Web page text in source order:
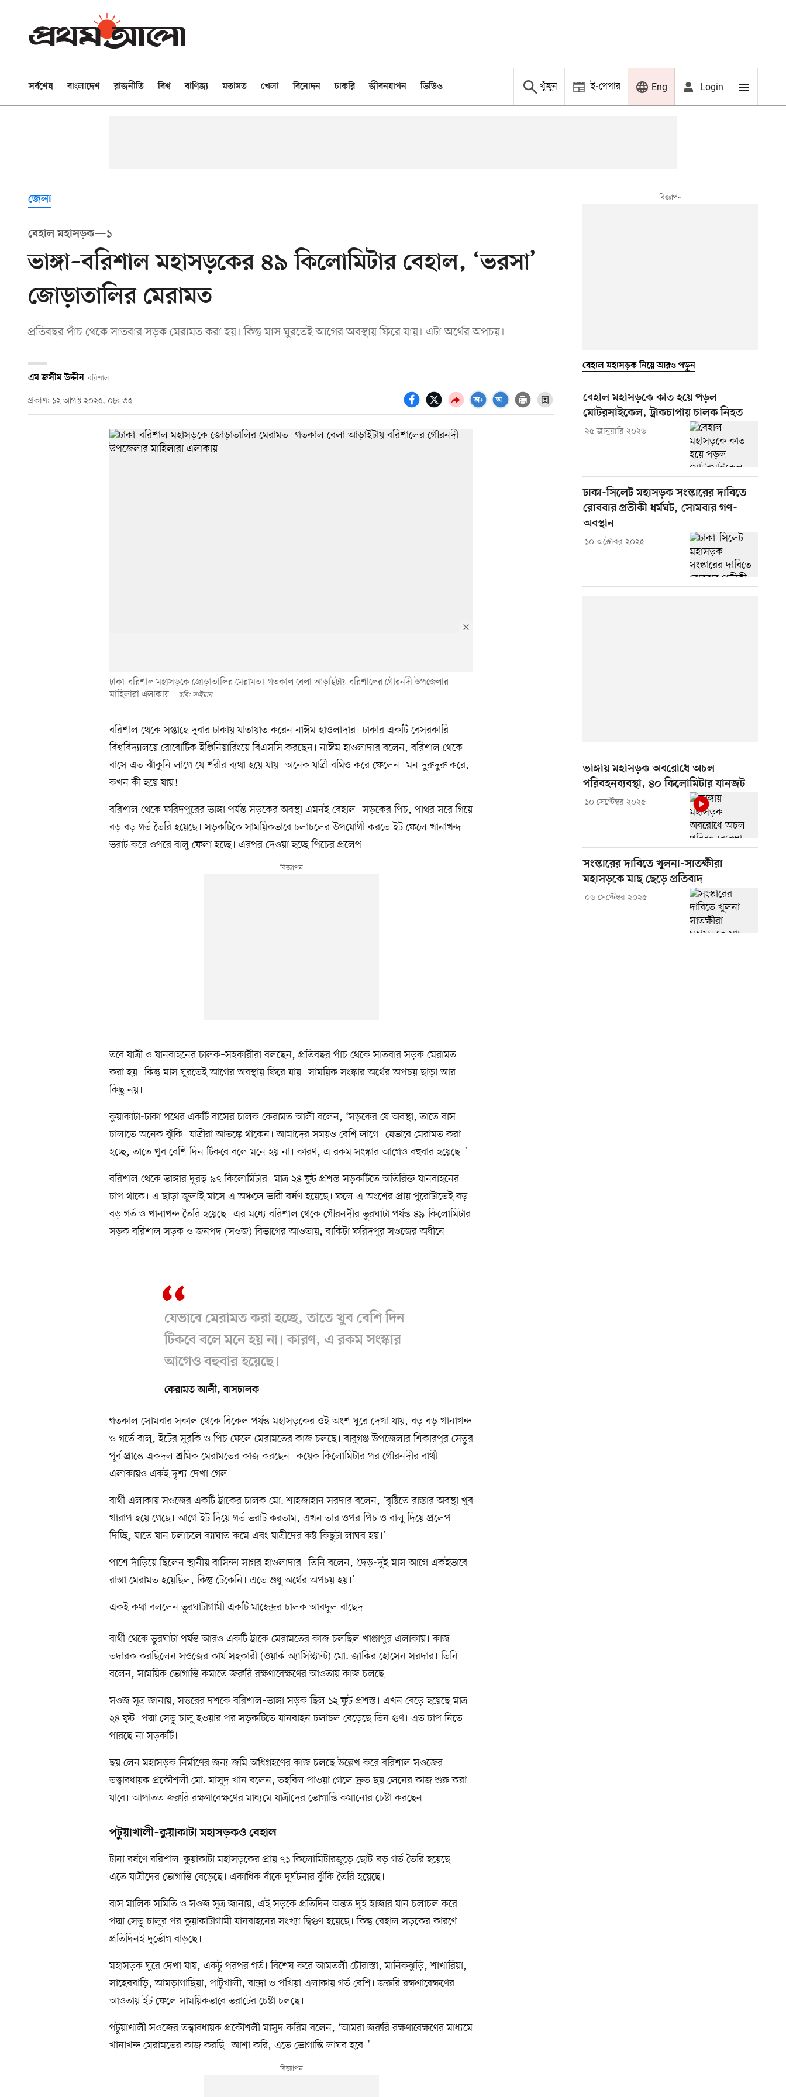
সর্বশেষ বাংলাদেশ রাজনীতি বিশ্ব বাণিজ্য মতামত খেলা বিনোদন চাকরি জীবনযাপন ভিডিও খুঁজুন ই-পেপার Eng Login
জেলা
বেহাল মহাসড়ক—১
ভাঙ্গা–বরিশাল মহাসড়কের ৪৯ কিলোমিটার বেহাল, ‘ভরসা’
জোড়াতালির মেরামত
প্রতিবছর পাঁচ থেকে সাতবার সড়ক মেরামত করা হয়। কিন্তু মাস ঘুরতেই আগের অবস্থায় ফিরে যায়। এটা অর্থের অপচয়।
এম জসীম উদ্দীন বরিশাল
প্রকাশ: ১২ আগস্ট ২০২৫, ০৮: ৩৫
ঢাকা-বরিশাল মহাসড়কে জোড়াতালির মেরামত। গতকাল বেলা আড়াইটায় বরিশালের গৌরনদী উপজেলার
মাহিলারা এলাকায়
ছবি: সাইয়ান
বরিশাল থেকে সপ্তাহে দুবার ঢাকায় যাতায়াত করেন নাঈম হাওলাদার। ঢাকার একটি বেসরকারি
বিশ্ববিদ্যালয়ে রোবোটিক ইঞ্জিনিয়ারিংয়ে বিএসসি করছেন। নাঈম হাওলাদার বলেন, বরিশাল থেকে
বাসে এত ঝাঁকুনি লাগে যে শরীর ব্যথা হয়ে যায়। অনেক যাত্রী বমিও করে ফেলেন। মন দুরুদুরু করে,
কখন কী হয়ে যায়!
বরিশাল থেকে ফরিদপুরের ভাঙ্গা পর্যন্ত সড়কের অবস্থা এমনই বেহাল। সড়কের পিচ, পাথর সরে গিয়ে
বড় বড় গর্ত তৈরি হয়েছে। সড়কটিকে সাময়িকভাবে চলাচলের উপযোগী করতে ইট ফেলে খানাখন্দ
ভরাট করে ওপরে বালু ফেলা হচ্ছে। এরপর দেওয়া হচ্ছে পিচের প্রলেপ।
তবে যাত্রী ও যানবাহনের চালক–সহকারীরা বলছেন, প্রতিবছর পাঁচ থেকে সাতবার সড়ক মেরামত
করা হয়। কিন্তু মাস ঘুরতেই আগের অবস্থায় ফিরে যায়। সাময়িক সংস্কার অর্থের অপচয় ছাড়া আর
কিছু নয়।
কুয়াকাটা-ঢাকা পথের একটি বাসের চালক কেরামত আলী বলেন, ‘সড়কের যে অবস্থা, তাতে বাস
চালাতে অনেক ঝুঁকি। যাত্রীরা আতঙ্কে থাকেন। আমাদের সময়ও বেশি লাগে। যেভাবে মেরামত করা
হচ্ছে, তাতে খুব বেশি দিন টিকবে বলে মনে হয় না। কারণ, এ রকম সংস্কার আগেও বহুবার হয়েছে।’
বরিশাল থেকে ভাঙ্গার দূরত্ব ৯৭ কিলোমিটার। মাত্র ২৪ ফুট প্রশস্ত সড়কটিতে অতিরিক্ত যানবাহনের
চাপ থাকে। এ ছাড়া জুলাই মাসে এ অঞ্চলে ভারী বর্ষণ হয়েছে। ফলে এ অংশের প্রায় পুরোটাতেই বড়
বড় গর্ত ও খানাখন্দ তৈরি হয়েছে। এর মধ্যে বরিশাল থেকে গৌরনদীর ভুরঘাটা পর্যন্ত ৪৯ কিলোমিটার
সড়ক বরিশাল সড়ক ও জনপদ (সওজ) বিভাগের আওতায়, বাকিটা ফরিদপুর সওজের অধীনে।
যেভাবে মেরামত করা হচ্ছে, তাতে খুব বেশি দিন
টিকবে বলে মনে হয় না। কারণ, এ রকম সংস্কার
আগেও বহুবার হয়েছে।
কেরামত আলী, বাসচালক
গতকাল সোমবার সকাল থেকে বিকেল পর্যন্ত মহাসড়কের ওই অংশ ঘুরে দেখা যায়, বড় বড় খানাখন্দ
ও গর্তে বালু, ইটের সুরকি ও পিচ ফেলে মেরামতের কাজ চলছে। বাবুগঞ্জ উপজেলার শিকারপুর সেতুর
পূর্ব প্রান্তে একদল শ্রমিক মেরামতের কাজ করছেন। কয়েক কিলোমিটার পর গৌরনদীর বার্থী
এলাকায়ও একই দৃশ্য দেখা গেল।
বার্থী এলাকায় সওজের একটি ট্রাকের চালক মো. শাহজাহান সরদার বলেন, ‘বৃষ্টিতে রাস্তার অবস্থা খুব
খারাপ হয়ে গেছে। আগে ইট দিয়ে গর্ত ভরাট করতাম, এখন তার ওপর পিচ ও বালু দিয়ে প্রলেপ
দিচ্ছি, যাতে যান চলাচলে ব্যাঘাত কমে এবং যাত্রীদের কষ্ট কিছুটা লাঘব হয়।’
পাশে দাঁড়িয়ে ছিলেন স্থানীয় বাসিন্দা সাগর হাওলাদার। তিনি বলেন, ‘দেড়-দুই মাস আগে একইভাবে
রাস্তা মেরামত হয়েছিল, কিন্তু টেকেনি। এতে শুধু অর্থের অপচয় হয়।’
একই কথা বললেন ভুরঘাটাগামী একটি মাহেন্দ্রর চালক আবদুল বাছেদ।
বার্থী থেকে ভুরঘাটা পর্যন্ত আরও একটি ট্রাকে মেরামতের কাজ চলছিল খাঞ্জাপুর এলাকায়। কাজ
তদারক করছিলেন সওজের কার্য সহকারী (ওয়ার্ক অ্যাসিস্ট্যান্ট) মো. জাকির হোসেন সরদার। তিনি
বলেন, সাময়িক ভোগান্তি কমাতে জরুরি রক্ষণাবেক্ষণের আওতায় কাজ চলছে।
সওজ সূত্র জানায়, সত্তরের দশকে বরিশাল–ভাঙ্গা সড়ক ছিল ১২ ফুট প্রশস্ত। এখন বেড়ে হয়েছে মাত্র
২৪ ফুট। পদ্মা সেতু চালু হওয়ার পর সড়কটিতে যানবাহন চলাচল বেড়েছে তিন গুণ। এত চাপ নিতে
পারছে না সড়কটি।
ছয় লেন মহাসড়ক নির্মাণের জন্য জমি অধিগ্রহণের কাজ চলছে উল্লেখ করে বরিশাল সওজের
তত্ত্বাবধায়ক প্রকৌশলী মো. মাসুদ খান বলেন, তহবিল পাওয়া গেলে দ্রুত ছয় লেনের কাজ শুরু করা
যাবে। আপাতত জরুরি রক্ষণাবেক্ষণের মাধ্যমে যাত্রীদের ভোগান্তি কমানোর চেষ্টা করছেন।
পটুয়াখালী–কুয়াকাটা মহাসড়কও বেহাল
টানা বর্ষণে বরিশাল–কুয়াকাটা মহাসড়কের প্রায় ৭১ কিলোমিটারজুড়ে ছোট-বড় গর্ত তৈরি হয়েছে।
এতে যাত্রীদের ভোগান্তি বেড়েছে। একাধিক বাঁকে দুর্ঘটনার ঝুঁকি তৈরি হয়েছে।
বাস মালিক সমিতি ও সওজ সূত্র জানায়, এই সড়কে প্রতিদিন অন্তত দুই হাজার যান চলাচল করে।
পদ্মা সেতু চালুর পর কুয়াকাটাগামী যানবাহনের সংখ্যা দ্বিগুণ হয়েছে। কিন্তু বেহাল সড়কের কারণে
প্রতিদিনই দুর্ভোগ বাড়ছে।
মহাসড়ক ঘুরে দেখা যায়, একটু পরপর গর্ত। বিশেষ করে আমতলী চৌরাস্তা, মানিকঝুড়ি, শাখারিয়া,
সাহেববাড়ি, আমড়াগাছিয়া, পাটুখালী, বান্দ্রা ও পখিয়া এলাকায় গর্ত বেশি। জরুরি রক্ষণাবেক্ষণের
আওতায় ইট ফেলে সাময়িকভাবে ভরাটের চেষ্টা চলছে।
পটুয়াখালী সওজের তত্ত্বাবধায়ক প্রকৌশলী মাসুদ করিম বলেন, ‘আমরা জরুরি রক্ষণাবেক্ষণের মাধ্যমে
খানাখন্দ মেরামতের কাজ করছি। আশা করি, এতে ভোগান্তি লাঘব হবে।’
বেহাল মহাসড়ক নিয়ে আরও পড়ুন
বেহাল মহাসড়কে কাত হয়ে পড়ল
মোটরসাইকেল, ট্রাকচাপায় চালক নিহত
২৫ জানুয়ারি ২০২৬
ঢাকা-সিলেট মহাসড়ক সংস্কারের দাবিতে
রোববার প্রতীকী ধর্মঘট, সোমবার গণ-
অবস্থান
১০ অক্টোবর ২০২৫
ভাঙ্গায় মহাসড়ক অবরোধে অচল
পরিবহনব্যবস্থা, ৪০ কিলোমিটার যানজট
১০ সেপ্টেম্বর ২০২৫
সংস্কারের দাবিতে খুলনা-সাতক্ষীরা
মহাসড়কে মাছ ছেড়ে প্রতিবাদ
০৬ সেপ্টেম্বর ২০২৫